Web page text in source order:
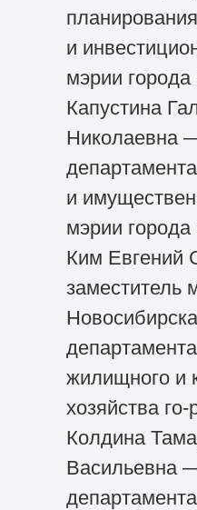
планирования
и
мэрии
Капустина
Николаевна
и
мэрии
Ким Евгений
заместитель
жилищного и
хозяйства го-
Колдина
Васильевна